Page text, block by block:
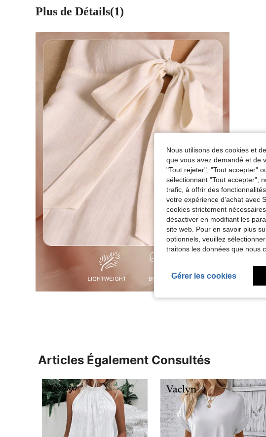
Plus de Détails(1)
Articles Également Consultés
Nous utilisons des cookies et
que vous avez demandé et de
"Tout rejeter", "Tout accepter"
sélectionnant "Tout accepter",
trafic, à offrir des
votre expérience d'achat avec
cookies strictement
désactiver en modifiant les
site web. Pour en savoir plus
optionnels, veuillez
traitons les données que nous
Gérer les cookies